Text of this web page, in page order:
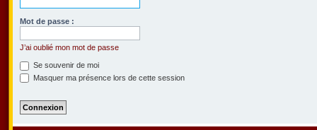
Mot de passe :
J’ai oublié mon mot de passe
Se souvenir de moi
Masquer ma présence lors de cette session